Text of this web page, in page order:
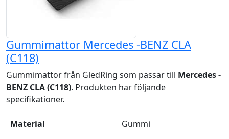
Gummimattor Mercedes -BENZ CLA
(C118)
Gummimattor från GledRing som passar till Mercedes -
BENZ CLA (C118). Produkten har följande
specifikationer.
Material
Gummi